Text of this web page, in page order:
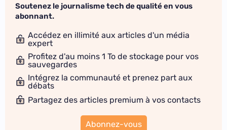
Soutenez le journalisme tech de qualité en vous
abonnant.
Accédez en illimité aux articles d'un média
expert
Profitez d'au moins 1 To de stockage pour vos
sauvegardes
Intégrez la communauté et prenez part aux
débats
Partagez des articles premium à vos contacts
Abonnez-vous